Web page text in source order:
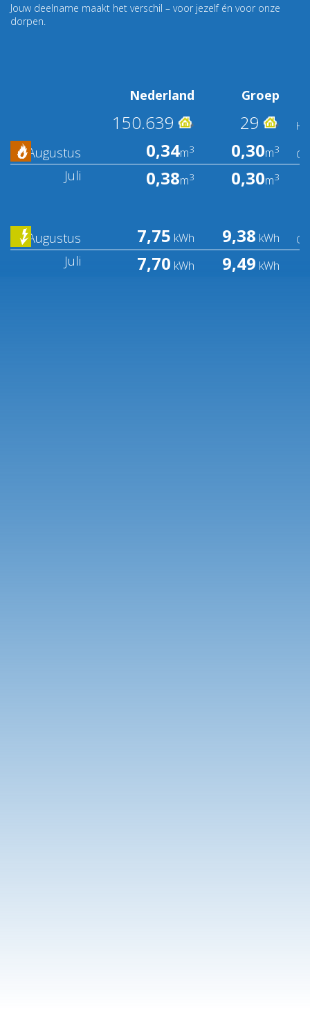
Jouw deelname maakt het verschil – voor jezelf én voor onze
dorpen.
Nederland Groep
150.639 29
Augustus 0,34m3 0,30m3
Juli 0,38m3 0,30m3
Augustus 7,75 kWh 9,38 kWh
Juli 7,70 kWh 9,49 kWh